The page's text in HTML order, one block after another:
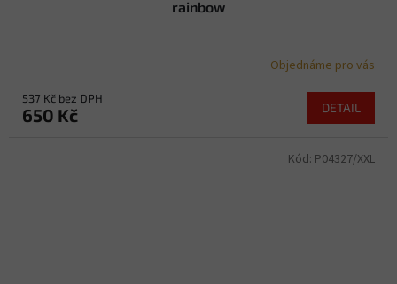
rainbow
Objednáme pro vás
537 Kč bez DPH
650 Kč DETAIL
Kód: P04327/XXL